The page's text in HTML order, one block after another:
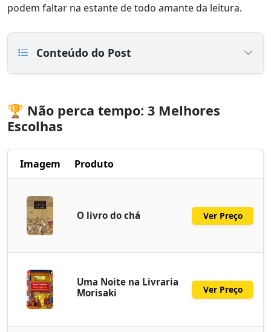
podem faltar na estante de todo amante da leitura.
Conteúdo do Post
🏆 Não perca tempo: 3 Melhores
Escolhas
Imagem Produto
O livro do chá Ver Preço
Uma Noite na Livraria
Morisaki
Ver Preço